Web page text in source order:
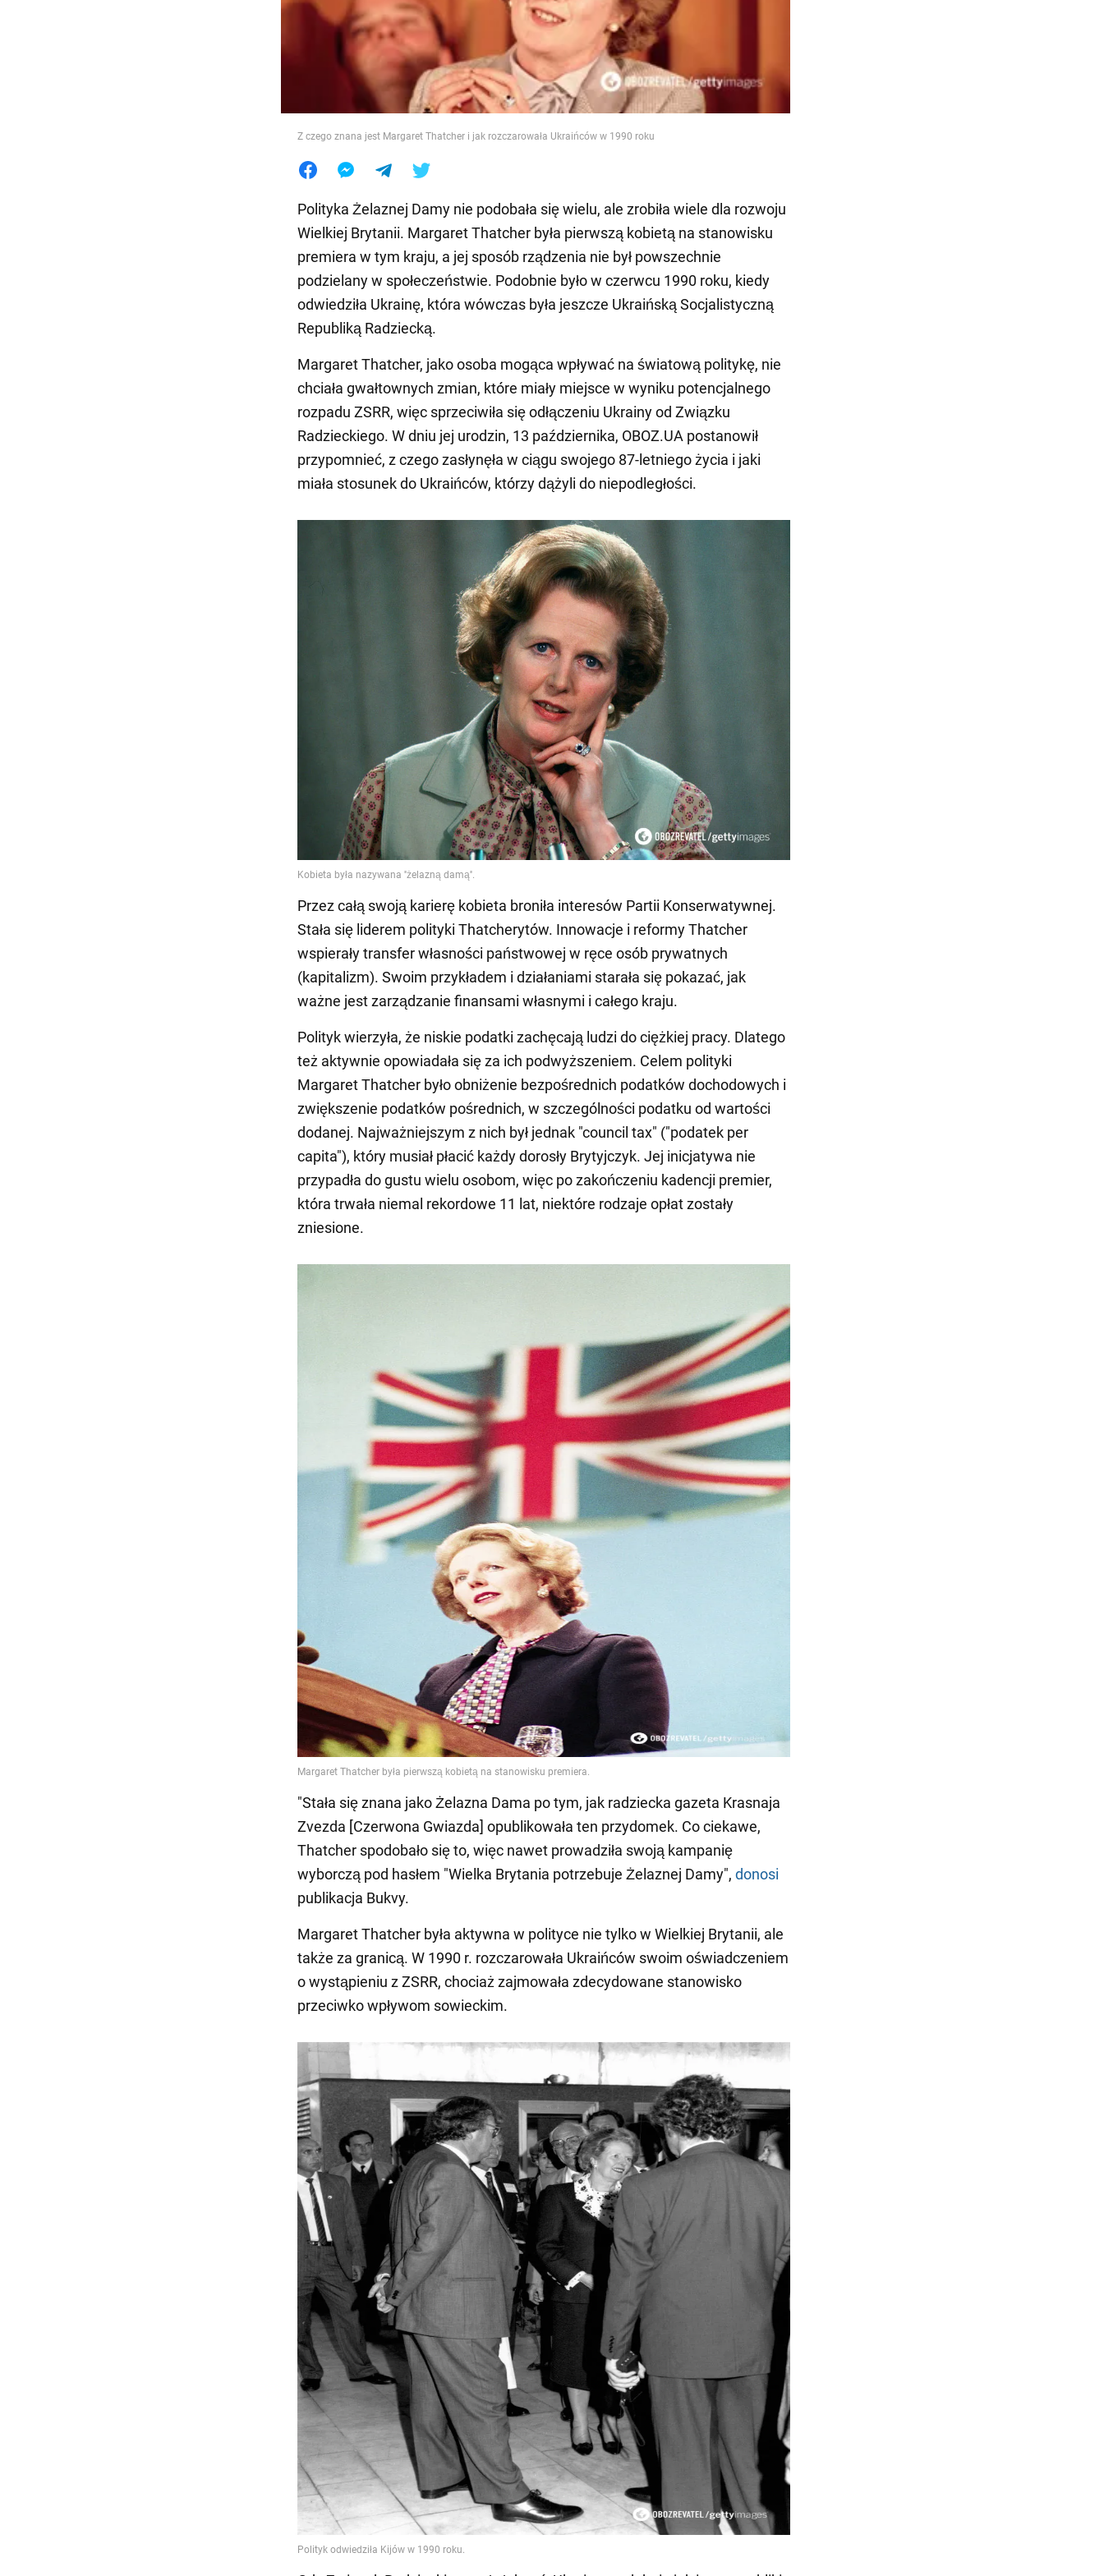
Jedzenie
Z czego znana jest Margaret Thatcher i jak rozczarowała Ukraińców w 1990 roku
Polityka Żelaznej Damy nie podobała się wielu, ale zrobiła wiele dla rozwoju
Wielkiej Brytanii. Margaret Thatcher była pierwszą kobietą na stanowisku
premiera w tym kraju, a jej sposób rządzenia nie był powszechnie
podzielany w społeczeństwie. Podobnie było w czerwcu 1990 roku, kiedy
odwiedziła Ukrainę, która wówczas była jeszcze Ukraińską Socjalistyczną
Republiką Radziecką.
Margaret Thatcher, jako osoba mogąca wpływać na światową politykę, nie
chciała gwałtownych zmian, które miały miejsce w wyniku potencjalnego
rozpadu ZSRR, więc sprzeciwiła się odłączeniu Ukrainy od Związku
Radzieckiego. W dniu jej urodzin, 13 października, OBOZ.UA postanowił
przypomnieć, z czego zasłynęła w ciągu swojego 87-letniego życia i jaki
miała stosunek do Ukraińców, którzy dążyli do niepodległości.
Przez całą swoją karierę kobieta broniła interesów Partii Konserwatywnej.
Stała się liderem polityki Thatcherytów. Innowacje i reformy Thatcher
wspierały transfer własności państwowej w ręce osób prywatnych
(kapitalizm). Swoim przykładem i działaniami starała się pokazać, jak
ważne jest zarządzanie finansami własnymi i całego kraju.
Polityk wierzyła, że niskie podatki zachęcają ludzi do ciężkiej pracy. Dlatego
też aktywnie opowiadała się za ich podwyższeniem. Celem polityki
Margaret Thatcher było obniżenie bezpośrednich podatków dochodowych i
zwiększenie podatków pośrednich, w szczególności podatku od wartości
dodanej. Najważniejszym z nich był jednak "council tax" ("podatek per
capita"), który musiał płacić każdy dorosły Brytyjczyk. Jej inicjatywa nie
przypadła do gustu wielu osobom, więc po zakończeniu kadencji premier,
która trwała niemal rekordowe 11 lat, niektóre rodzaje opłat zostały
zniesione.
"Stała się znana jako Żelazna Dama po tym, jak radziecka gazeta Krasnaja
Zvezda [Czerwona Gwiazda] opublikowała ten przydomek. Co ciekawe,
Thatcher spodobało się to, więc nawet prowadziła swoją kampanię
wyborczą pod hasłem "Wielka Brytania potrzebuje Żelaznej Damy", donosi
publikacja Bukvy.
Margaret Thatcher była aktywna w polityce nie tylko w Wielkiej Brytanii, ale
także za granicą. W 1990 r. rozczarowała Ukraińców swoim oświadczeniem
o wystąpieniu z ZSRR, chociaż zajmowała zdecydowane stanowisko
przeciwko wpływom sowieckim.